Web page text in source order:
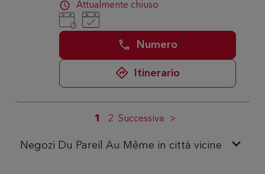
Attualmente chiuso
Numero
Itinerario
1 2 Successiva
Negozi Du Pareil Au Même in città vicine